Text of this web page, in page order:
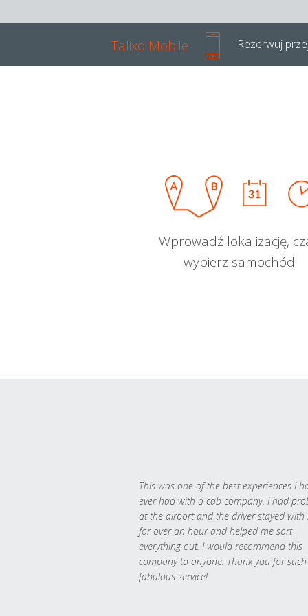
Talixo Mobile Rezerwuj
Wprowadź lokalizację,
wybierz samochód.
This was one of the best experiences I
ever had with a cab company. I had
at the airport and the driver stayed with
for over an hour and helped me sort
everything out. I would recommend this
company to anyone. Thank you for such
fabulous service!